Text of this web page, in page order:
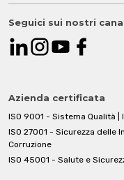
Azienda certificata
ISO 9001 - Sistema Qualità |
ISO 27001 - Sicurezza delle
Corruzione
ISO 45001 - Salute e
Seguici sui nostri